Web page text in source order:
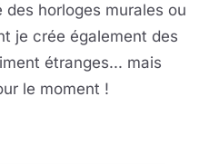
horloges murales ou
je crée également des
étranges... mais
le moment !